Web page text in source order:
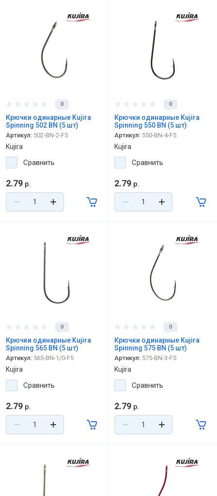
0
Крючки одинарные Kujira
Spinning 502 BN (5 шт)
Артикул: 502-BN-2-F5
Kujira
Сравнить
2.79 р.
0
Крючки одинарные Kujira
Spinning 550 BN (5 шт)
Артикул: 550-BN-4-F5
Kujira
Сравнить
2.79 р.
0
Крючки одинарные Kujira
Spinning 565 BN (5 шт)
Артикул: 565-BN-1/0-F5
Kujira
Сравнить
2.79 р.
0
Крючки одинарные Kujira
Spinning 575 BN (5 шт)
Артикул: 575-BN-3-F5
Kujira
Сравнить
2.79 р.